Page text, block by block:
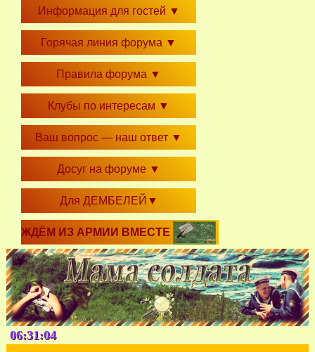
Информация для гостей ▼
Горячая линия форума ▼
Правила форума ▼
Клубы по интересам ▼
Ваш вопрос — наш ответ ▼
Досуг на форуме ▼
Для ДЕМБЕЛЕЙ ▼
ЖДЁМ ИЗ АРМИИ ВМЕСТЕ
06:31:05